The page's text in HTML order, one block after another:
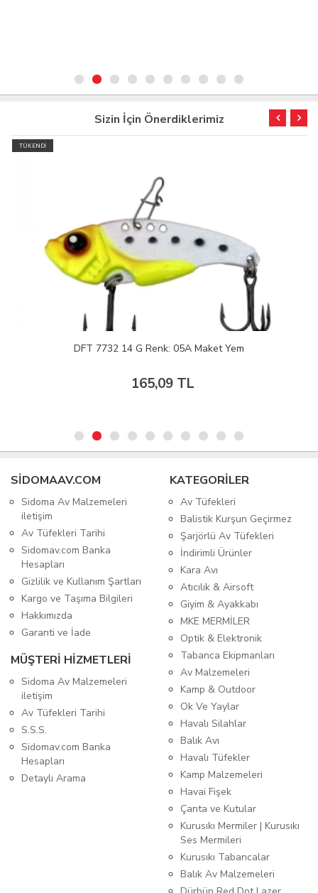
Sizin İçin Önerdiklerimiz
TÜKENDİ
DFT 7732 14 G Renk: 05A Maket Yem
165,09 TL
SIDOMAAV.COM
Sidoma Av Malzemeleri
iletişim
Av Tüfekleri Tarihi
Sidomav.com Banka
Hesapları
Gizlilik ve Kullanım Şartları
Kargo ve Taşıma Bilgileri
Hakkımızda
Garanti ve İade
MÜŞTERİ HİZMETLERİ
Sidoma Av Malzemeleri
iletişim
Av Tüfekleri Tarihi
S.S.S.
Sidomav.com Banka
Hesapları
Detaylı Arama
KATEGORİLER
Av Tüfekleri
Balistik Kurşun Geçirmez
Şarjörlü Av Tüfekleri
İndirimli Ürünler
Kara Avı
Atıcılık & Airsoft
Giyim & Ayakkabı
MKE MERMİLER
Optik & Elektronik
Tabanca Ekipmanları
Av Malzemeleri
Kamp & Outdoor
Ok Ve Yaylar
Havalı Silahlar
Balık Avı
Havalı Tüfekler
Kamp Malzemeleri
Havai Fişek
Çanta ve Kutular
Kurusıkı Mermiler | Kurusıkı
Ses Mermileri
Kurusıkı Tabancalar
Balık Av Malzemeleri